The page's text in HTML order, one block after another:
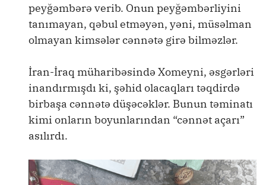
peyğəmbərə verib. Onun peyğəmbərliyini
tanımayan, qəbul etməyən, yəni, müsəlman
olmayan kimsələr cənnətə girə bilməzlər.
İran-İraq müharibəsində Xomeyni, əsgərləri
inandırmışdı ki, şəhid olacaqları təqdirdə
birbaşa cənnətə düşəcəklər. Bunun təminatı
kimi onların boyunlarından “cənnət açarı”
asılırdı.